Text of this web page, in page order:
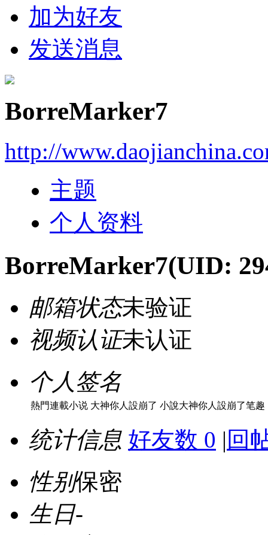
加为好友
发送消息
BorreMarker7
http://
主题
个人资料
BorreMarker7(UID:
邮箱状态未验证
视频认证未认证
个人签名
熱門連載小说 大神你人設崩了 小說大神你人設崩了笔趣
统计信息 好友数 0 | 回
性别保密
生日-